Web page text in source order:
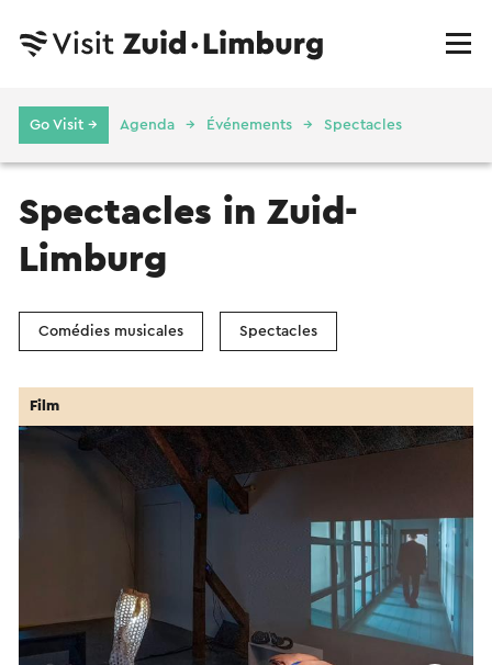
Go Visit → Agenda Événements Spectacles
Spectacles in Zuid-
Limburg
Comédies musicales Spectacles
Film